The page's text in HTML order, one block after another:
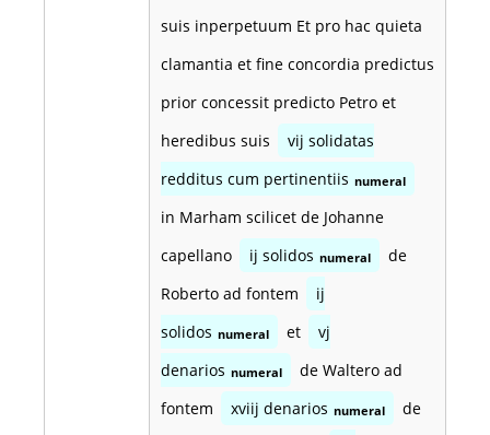
suis inperpetuum Et pro hac quieta
clamantia et fine concordia predictus
prior concessit predicto Petro et
heredibus suis
vij solidatas
redditus cum pertinentiis numeral
in Marham scilicet de Johanne
capellano
ij solidos numeral
de
Roberto ad fontem
ij
solidos numeral et
vj
denarios numeral
de Waltero ad
fontem
xviij denarios numeral
de